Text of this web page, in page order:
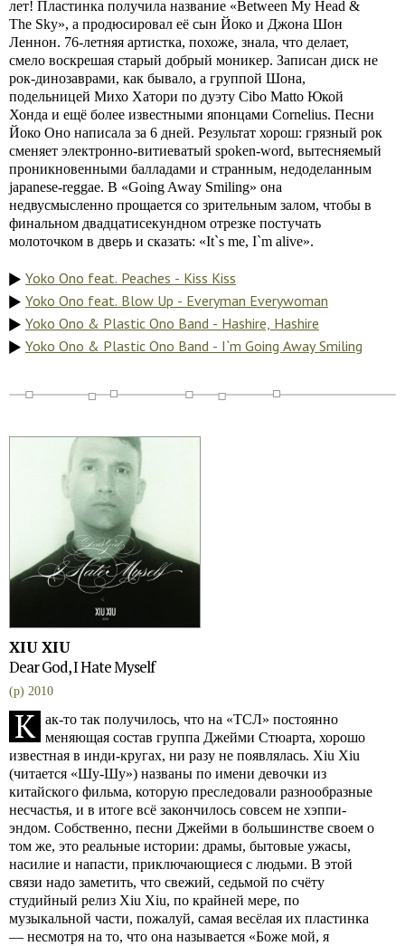
лет! Пластинка получила название «Between My Head &
The Sky», а продюсировал её сын Йоко и Джона Шон
Леннон. 76-летняя артистка, похоже, знала, что делает,
смело воскрешая старый добрый моникер. Записан диск не
рок-динозаврами, как бывало, а группой Шона,
подельницей Михо Хатори по дуэту Cibo Matto Юкой
Хонда и ещё более известными японцами Cornelius. Песни
Йоко Оно написала за 6 дней. Результат хорош: грязный рок
сменяет электронно-витиеватый spoken-word, вытесняемый
проникновенными балладами и странным, недоделанным
japanese-reggae. В «Going Away Smiling» она
недвусмысленно прощается со зрительным залом, чтобы в
финальном двадцатисекундном отрезке постучать
молоточком в дверь и сказать: «It`s me, I`m alive».
Yoko Ono feat. Peaches - Kiss Kiss
Yoko Ono feat. Blow Up - Everyman Everywoman
Yoko Ono & Plastic Ono Band - Hashire, Hashire
Yoko Ono & Plastic Ono Band - I`m Going Away Smiling
XIU XIU
Dear God, I Hate Myself
(p) 2010
К
ак-то так получилось, что на «ТСЛ» постоянно
меняющая состав группа Джейми Стюарта, хорошо
известная в инди-кругах, ни разу не появлялась. Xiu Xiu
(читается «Шу-Шу») названы по имени девочки из
китайского фильма, которую преследовали разнообразные
несчастья, и в итоге всё закончилось совсем не хэппи-
эндом. Собственно, песни Джейми в большинстве своем о
том же, это реальные истории: драмы, бытовые ужасы,
насилие и напасти, приключающиеся с людьми. В этой
связи надо заметить, что свежий, седьмой по счёту
студийный релиз Xiu Xiu, по крайней мере, по
музыкальной части, пожалуй, самая весёлая их пластинка
— несмотря на то, что она называется «Боже мой, я